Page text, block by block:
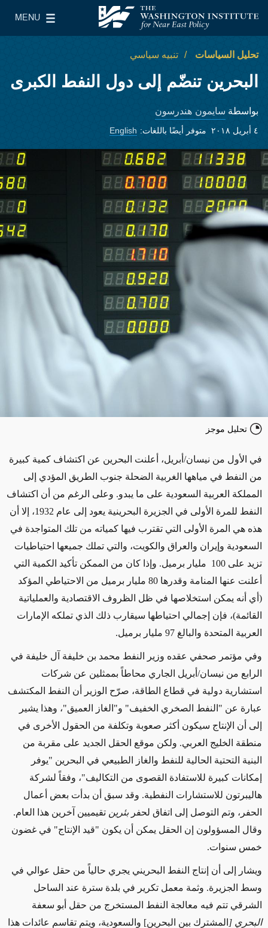
معهد واشنطن لسياسات الشرق الأدنى
MENU
Main Menu
تحليل السياسات تنبيه سياسي
البحرين تنضّم إلى دول النفط الكبرى
بواسطة سايمون هندرسون
٤ أبريل ٢٠١٨ متوفر أيضًا باللغات: English
تحليل موجز
في الأول من نيسان/أبريل، أعلنت البحرين عن اكتشاف كمية كبيرة
من النفط في مياهها الغربية الضحلة جنوب الطريق المؤدي إلى
المملكة العربية السعودية على ما يبدو. وعلى الرغم من أن اكتشاف
النفط للمرة الأولى في الجزيرة البحرينية يعود إلى عام 1932، إلا أن
هذه هي المرة الأولى التي تقترب فيها كمياته من تلك المتواجدة في
السعودية وإيران والعراق والكويت، والتي تملك جميعها احتياطيات
تزيد على 100 مليار برميل. وإذا كان من الممكن تأكيد الكمية التي
أعلنت عنها المنامة وقدرها 80 مليار برميل من الاحتياطي المؤكد
(أي أنه يمكن استخلاصها في ظل الظروف الاقتصادية والعملياتية
القائمة)، فإن إجمالي احتياطها سيقارب ذلك الذي تملكه الإمارات
العربية المتحدة والبالغ 97 مليار برميل.
وفي مؤتمر صحفي عقده وزير النفط محمد بن خليفة آل خليفة في
الرابع من نيسان/أبريل الجاري محاطاً بممثلين عن شركات
استشارية دولية في قطاع الطاقة، صرّح الوزير أن النفط المكتشف
عبارة عن "النفط الصخري الخفيف" و"الغاز العميق"، وهذا يشير
إلى أن الإنتاج سيكون أكثر صعوبة وتكلفة من الحقول الأخرى في
منطقة الخليج العربي. ولكن موقع الحقل الجديد على مقربة من
البنية التحتية الحالية للنفط والغاز الطبيعي في البحرين "يوفر
إمكانات كبيرة للاستفادة القصوى من التكاليف"، وفقاً لشركة
هاليبرتون للاستشارات النفطية. وقد سبق أن بدأت بعض أعمال
الحفر، وتم التوصل إلى اتفاق لحفر بئرين تقيميين آخرين هذا العام.
وقال المسؤولون إن الحقل يمكن أن يكون "قيد الإنتاج" في غضون
خمس سنوات.
ويشار إلى أن إنتاج النفط البحريني يجري حالياً من حقل عوالي في
وسط الجزيرة. وثمة معمل تكرير في بلدة سترة عند الساحل
الشرقي تتم فيه معالجة النفط المستخرج من حقل أبو سعفة
البحري [ المشترك بين البحرين] والسعودية، ويتم تقاسم عائدات هذا